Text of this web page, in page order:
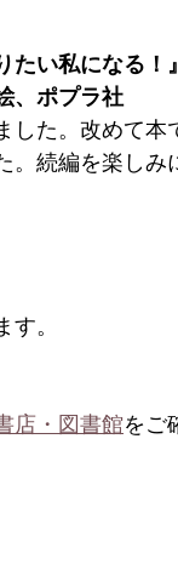
たい私になる！』
、ポプラ社
した。改めて本
続編を楽しみ
。
店・図書館をご